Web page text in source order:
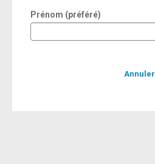
Prénom (préféré)
Annuler